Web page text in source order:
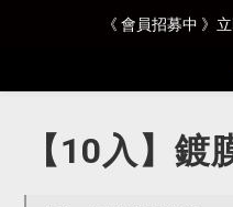
《 會員招募中 》
【10入】鍍